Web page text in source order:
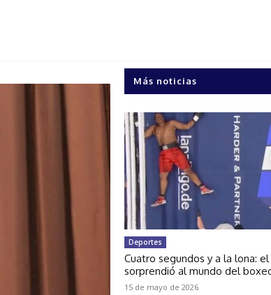
Más noticias
Deportes
Cuatro segundos y a la lona:
sorprendió al mundo del
15 de mayo de 2026